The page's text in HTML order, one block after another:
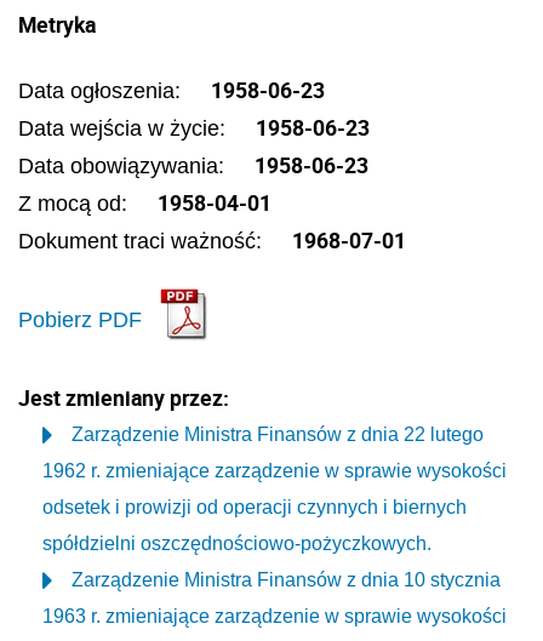
Metryka
Data ogłoszenia: 1958-06-23
Data wejścia w życie: 1958-06-23
Data obowiązywania: 1958-06-23
Z mocą od: 1958-04-01
Dokument traci ważność: 1968-07-01
Pobierz PDF
Jest zmieniany przez:
Zarządzenie Ministra Finansów z dnia 22 lutego
1962 r. zmieniające zarządzenie w sprawie wysokości
odsetek i prowizji od operacji czynnych i biernych
spółdzielni oszczędnościowo-pożyczkowych.
Zarządzenie Ministra Finansów z dnia 10 stycznia
1963 r. zmieniające zarządzenie w sprawie wysokości